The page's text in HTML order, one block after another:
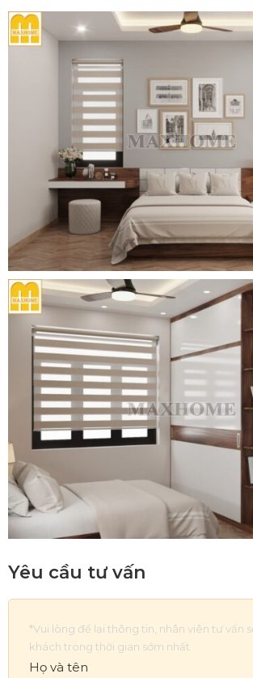
Yêu cầu tư vấn
*Vui lòng để lại thông tin, nhân viên tư vấn
khách trong thời gian sớm nhất
Họ và tên